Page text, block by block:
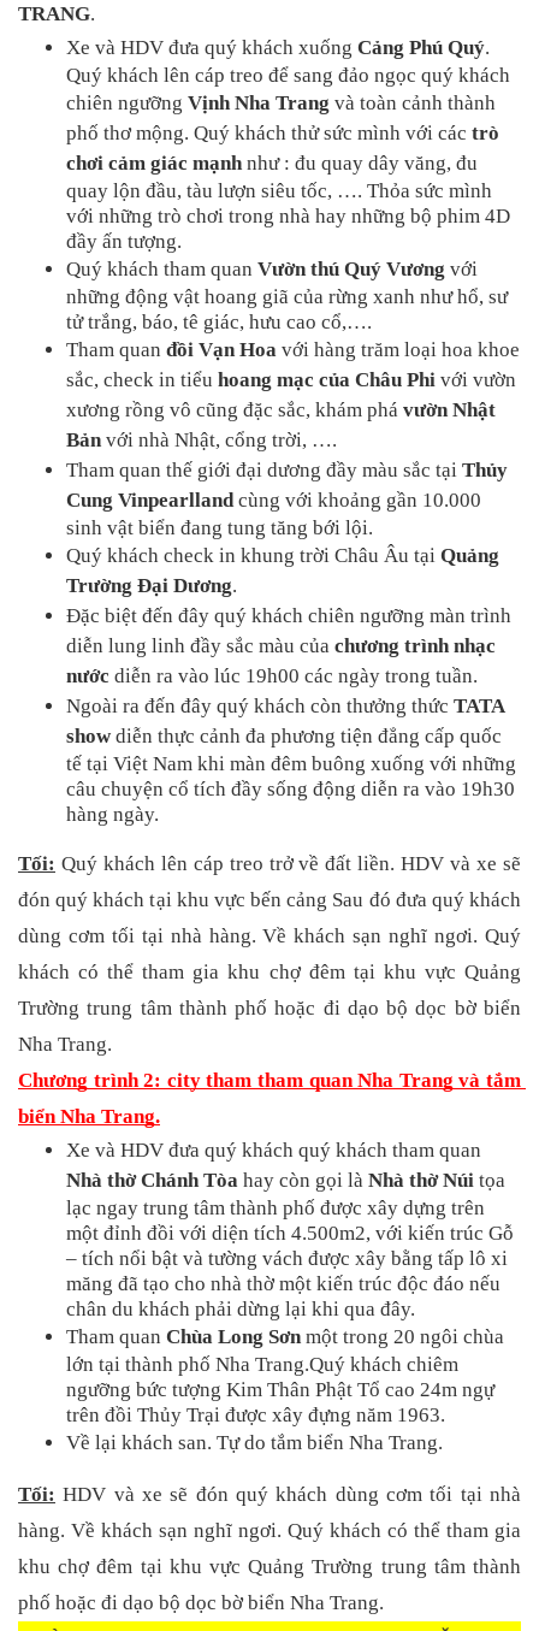
TRANG.
Xe và HDV đưa quý khách xuống Cảng Phú Quý.
Quý khách lên cáp treo để sang đảo ngọc quý khách
chiên ngưỡng Vịnh Nha Trang và toàn cảnh thành
phố thơ mộng. Quý khách thử sức mình với các trò
chơi cảm giác mạnh như : đu quay dây văng, đu
quay lộn đầu, tàu lượn siêu tốc, …. Thỏa sức mình
với những trò chơi trong nhà hay những bộ phim 4D
đầy ấn tượng.
Quý khách tham quan Vườn thú Quý Vương với
những động vật hoang giã của rừng xanh như hổ, sư
tử trắng, báo, tê giác, hưu cao cổ,….
Tham quan đồi Vạn Hoa với hàng trăm loại hoa khoe
sắc, check in tiểu hoang mạc của Châu Phi với vườn
xương rồng vô cũng đặc sắc, khám phá vườn Nhật
Bản với nhà Nhật, cổng trời, ….
Tham quan thế giới đại dương đầy màu sắc tại Thủy
Cung Vinpearlland cùng với khoảng gần 10.000
sinh vật biển đang tung tăng bới lội.
Quý khách check in khung trời Châu Âu tại Quảng
Trường Đại Dương.
Đặc biệt đến đây quý khách chiên ngưỡng màn trình
diễn lung linh đầy sắc màu của chương trình nhạc
nước diễn ra vào lúc 19h00 các ngày trong tuần.
Ngoài ra đến đây quý khách còn thưởng thức TATA
show diễn thực cảnh đa phương tiện đẳng cấp quốc
tế tại Việt Nam khi màn đêm buông xuống với những
câu chuyện cổ tích đầy sống động diễn ra vào 19h30
hàng ngày.
Tối: Quý khách lên cáp treo trở về đất liền. HDV và xe sẽ
đón quý khách tại khu vực bến cảng Sau đó đưa quý khách
dùng cơm tối tại nhà hàng. Về khách sạn nghĩ ngơi. Quý
khách có thể tham gia khu chợ đêm tại khu vực Quảng
Trường trung tâm thành phố hoặc đi dạo bộ dọc bờ biển
Nha Trang.
Chương trình 2: city tham tham quan Nha Trang và tắm
biển Nha Trang.
Nhà thờ Chánh Tòa hay còn gọi là Nhà thờ Núi tọa
lạc ngay trung tâm thành phố được xây dựng trên
một đỉnh đồi với diện tích 4.500m2, với kiến trúc Gỗ
– tích nổi bật và tường vách được xây bằng tấp lô xi
măng đã tạo cho nhà thờ một kiến trúc độc đáo nếu
chân du khách phải dừng lại khi qua đây.
Tham quan Chùa Long Sơn một trong 20 ngôi chùa
lớn tại thành phố Nha Trang.Quý khách chiêm
ngưỡng bức tượng Kim Thân Phật Tổ cao 24m ngự
trên đồi Thủy Trại được xây đựng năm 1963.
Về lại khách san. Tự do tắm biển Nha Trang.
Tối: HDV và xe sẽ đón quý khách dùng cơm tối tại nhà
hàng. Về khách sạn nghĩ ngơi. Quý khách có thể tham gia
khu chợ đêm tại khu vực Quảng Trường trung tâm thành
phố hoặc đi dạo bộ dọc bờ biển Nha Trang.